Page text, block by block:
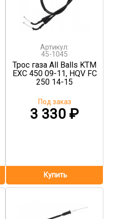
Артикул:
45-1045
Трос газа All Balls KTM
EXC 450 09-11, HQV FC
250 14-15
3 330₽
Под заказ